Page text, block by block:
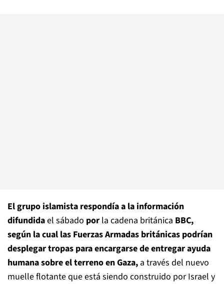
El grupo islamista respondía a la información
difundidael sábado por la cadena británica BBC,
según la cual las Fuerzas Armadas británicas podrían
desplegar tropas para encargarse de entregar ayuda
humana sobre el terreno en Gaza, a través del nuevo
muelle flotante que está siendo construido por Israel y